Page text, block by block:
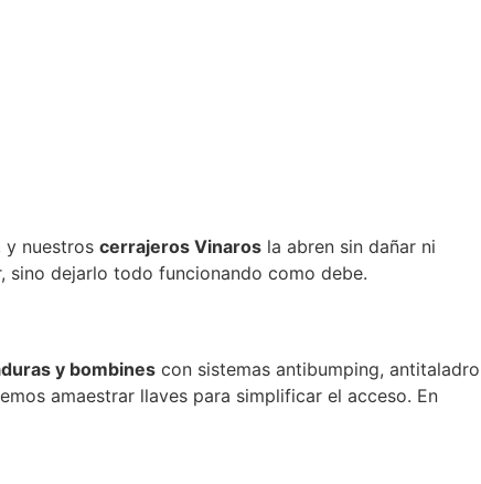
y nuestros cerrajeros Vinaros la abren sin dañar ni
sino dejarlo todo funcionando como debe.
y bombines con sistemas antibumping, antitaladro
amaestrar llaves para simplificar el acceso. En